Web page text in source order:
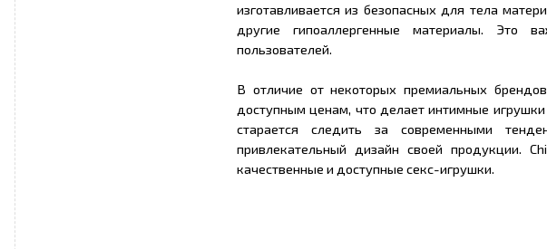
изготавливается из безопасных для тела
другие гипоаллергенные материалы. Это
пользователей.
В отличие от некоторых премиальных
доступным ценам, что делает интимные
старается следить за современными
привлекательный дизайн своей продукции.
качественные и доступные секс-игрушки.